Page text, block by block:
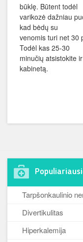
būklę. Būtent todėl
varikozė dažniau
kad bėdų su
venomis turi net 30
Todėl kas 25-30
minučių atsistokite
kabinetą.
Tarpšonkaulinio
Divertikulitas
Hiperkalemija